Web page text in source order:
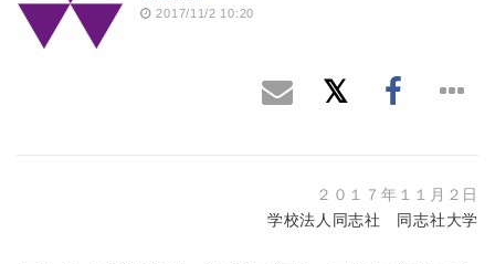
2017/11/2 10:20
２０１７年１１月２日
学校法人同志社 同志社大学